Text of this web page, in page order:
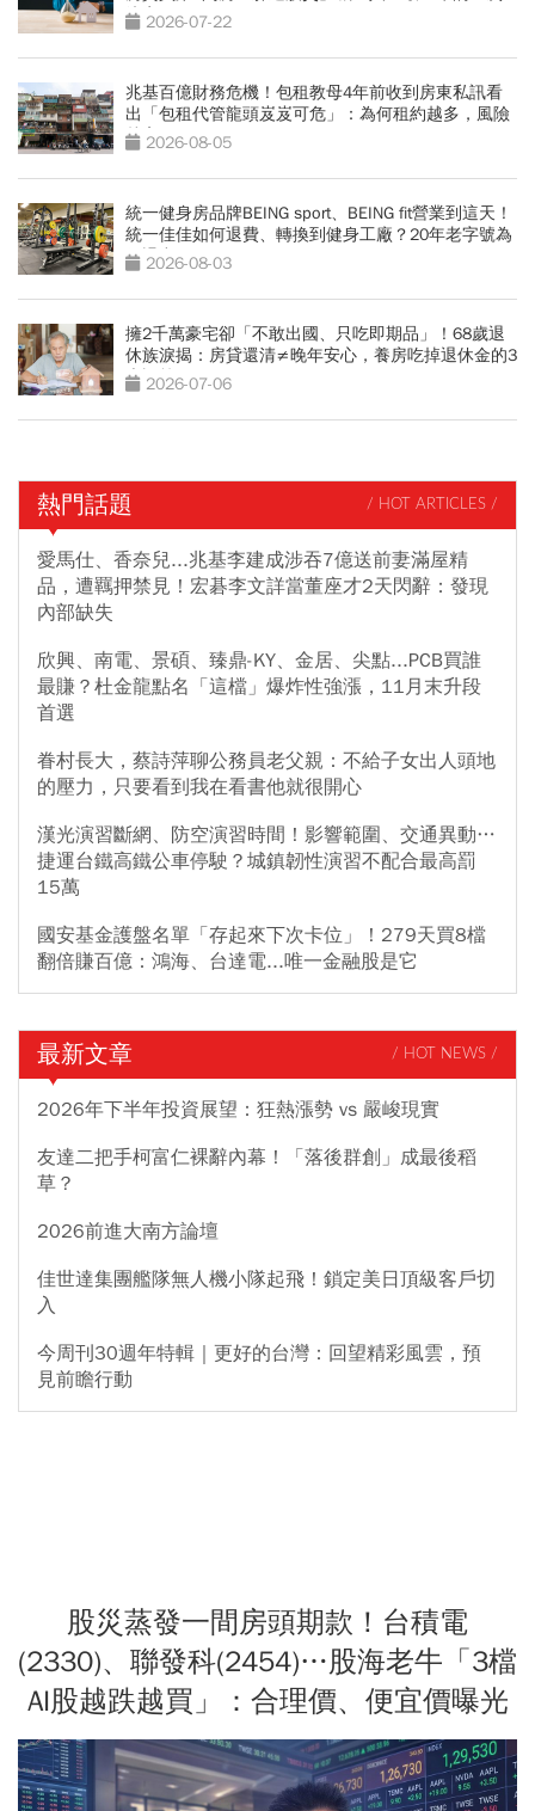
決定2026-07-22
兆基百億財務危機！包租教母4年前收到房東私訊看
出「包租代管龍頭岌岌可危」：為何租約越多，風險
越高？
2026-08-05
統一健身房品牌BEING sport、BEING fit營業到這天！
統一佳佳如何退費、轉換到健身工廠？20年老字號為
何退出
2026-08-03
擁2千萬豪宅卻「不敢出國、只吃即期品」！68歲退
休族淚揭：房貸還清≠晚年安心，養房吃掉退休金的3
大誤算
2026-07-06
熱門話題 / HOT ARTICLES /
愛馬仕、香奈兒...兆基李建成涉吞7億送前妻滿屋精
品，遭羈押禁見！宏碁李文詳當董座才2天閃辭：發現
內部缺失
欣興、南電、景碩、臻鼎-KY、金居、尖點...PCB買誰
最賺？杜金龍點名「這檔」爆炸性強漲，11月末升段
首選
眷村長大，蔡詩萍聊公務員老父親：不給子女出人頭地
的壓力，只要看到我在看書他就很開心
漢光演習斷網、防空演習時間！影響範圍、交通異動…
捷運台鐵高鐵公車停駛？城鎮韌性演習不配合最高罰
15萬
國安基金護盤名單「存起來下次卡位」！279天買8檔
翻倍賺百億：鴻海、台達電...唯一金融股是它
最新文章 / HOT NEWS /
2026年下半年投資展望：狂熱漲勢 vs 嚴峻現實
友達二把手柯富仁裸辭內幕！「落後群創」成最後稻
草？
2026前進大南方論壇
佳世達集團艦隊無人機小隊起飛！鎖定美日頂級客戶切
入
今周刊30週年特輯｜更好的台灣：回望精彩風雲，預
見前瞻行動
股災蒸發一間房頭期款！台積電
(2330)、聯發科(2454)…股海老牛「3檔
AI股越跌越買」：合理價、便宜價曝光